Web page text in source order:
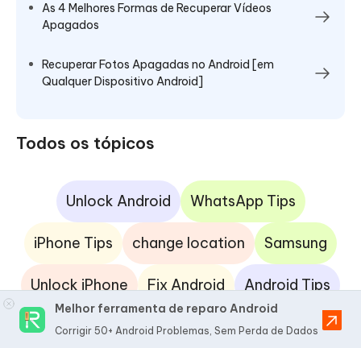
As 4 Melhores Formas de Recuperar Vídeos
Apagados
Recuperar Fotos Apagadas no Android [em
Qualquer Dispositivo Android]
Todos os tópicos
Unlock Android WhatsApp Tips
iPhone Tips change location Samsung
Unlock iPhone Fix Android Android Tips
iOS 17 iPhone Fix SIM Unlock iOS App
Melhor ferramenta de reparo Android
Corrigir 50+ Android Problemas, Sem Perda de Dados